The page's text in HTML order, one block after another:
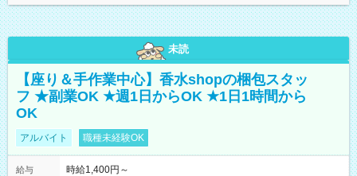
未読
【座り＆手作業中心】香水shopの梱包スタッ
フ ★副業OK ★週1日からOK ★1日1時間から
OK
アルバイト 職種未経験OK
給与
時給1,400円～